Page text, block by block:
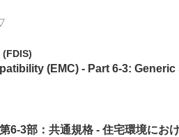
(FDIS)
(EMC) - Part 6-3:
6-3部：共通規格 - 住宅環境にお